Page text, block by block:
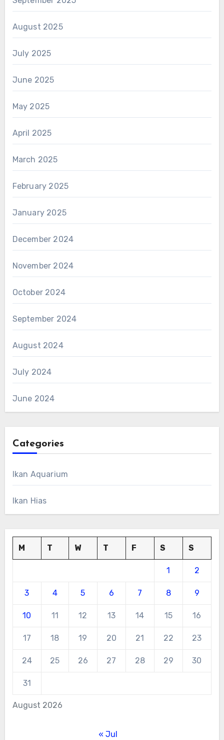
August 2025
July 2025
June 2025
May 2025
April 2025
March 2025
February 2025
January 2025
December 2024
November 2024
October 2024
September 2024
August 2024
July 2024
June 2024
Categories
Ikan Aquarium
Ikan Hias
August 2026
M T W T F S S
1 2
3 4 5 6 7 8 9
10 11 12 13 14 15 16
17 18 19 20 21 22 23
24 25 26 27 28 29 30
31
« Jul